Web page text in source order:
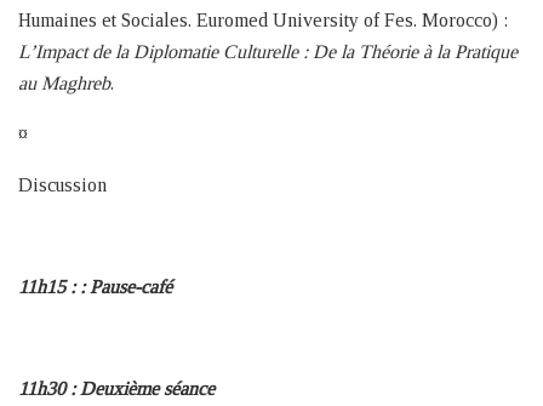
Humaines et Sociales. Euromed University of Fes. Morocco) :
L’Impact de la Diplomatie Culturelle : De la Théorie à la Pratique
au Maghreb.
¤
Discussion
11h15 : : Pause-café
11h30 : Deuxième séance